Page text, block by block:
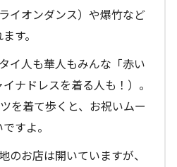
イオンダンス）や爆竹など
す。
イ人も華人もみんな「赤い
ナドレスを着る人も！）。
を着て歩くと、お祝いムー
すよ。
のお店は開いていますが、